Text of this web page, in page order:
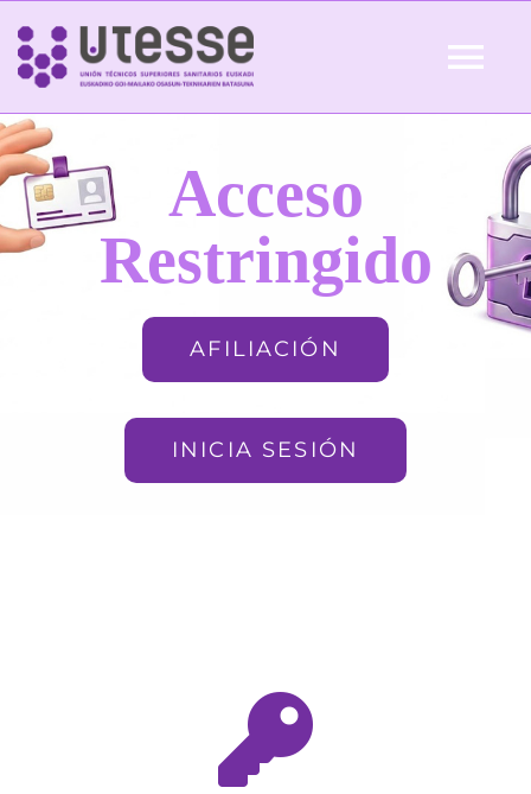
Skip
content
Inicio
QUIÉNES SOMOS Acceso
Restringido
AFILIACIÓN
INICIA SESIÓN